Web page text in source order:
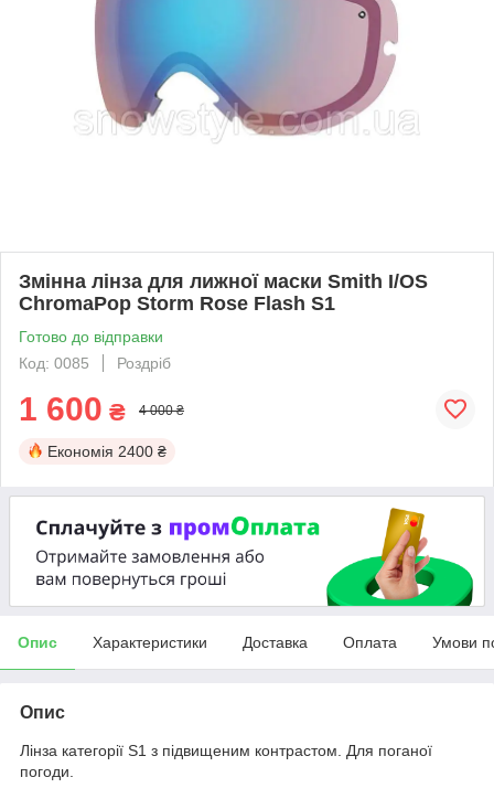
Змінна лінза для лижної маски Smith I/OS
ChromaPop Storm Rose Flash S1
Готово до відправки
Код: 0085
Роздріб
1 600 ₴ 4 000 ₴
Економія 2400 ₴
Опис Характеристики Доставка Оплата Умови
Опис
Лінза категорії S1 з підвищеним контрастом. Для поганої
погоди.